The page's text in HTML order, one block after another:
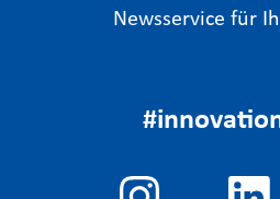
Newsservice für